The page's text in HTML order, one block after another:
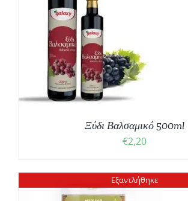
Ξύδι Βαλσαμικό 500ml
€2,20
Εξαντλήθηκε